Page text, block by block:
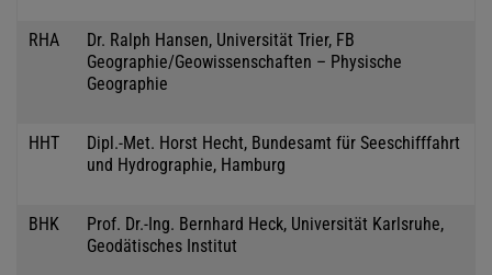
RHA
Dr. Ralph Hansen, Universität Trier, FB
Geographie/Geowissenschaften – Physische
Geographie
HHT
Dipl.-Met. Horst Hecht, Bundesamt für Seeschifffahrt
und Hydrographie, Hamburg
BHK
Prof. Dr.-Ing. Bernhard Heck, Universität Karlsruhe,
Geodätisches Institut